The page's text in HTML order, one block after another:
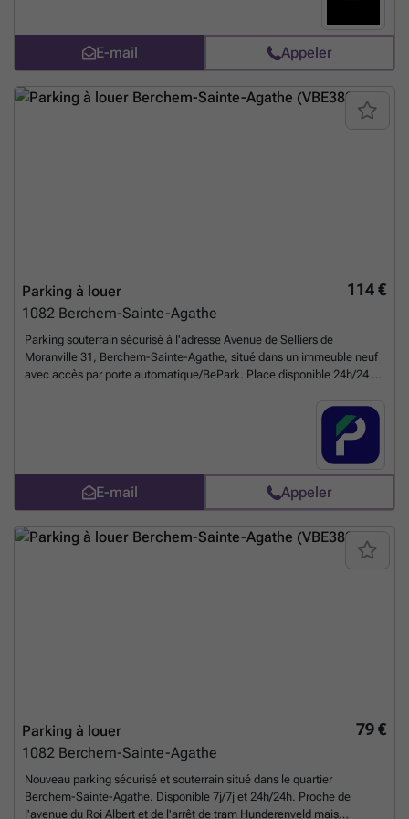
E-mail Appeler
114 €
Parking à louer
1082 Berchem-Sainte-Agathe
Parking souterrain sécurisé à l'adresse Avenue de Selliers de
Moranville 31, Berchem-Sainte-Agathe, situé dans un immeuble neuf
avec accès par porte automatique/BePark. Place disponible 24h/24 et
régulier). Solution pratique pour votre véhicule, proche des transports
et commodités, idéale pour stationnement quotidien ou longue durée.
Vous pouvez réserver directement votre parking sur le lien suivant :
E-mail Appeler
79 €
Parking à louer
1082 Berchem-Sainte-Agathe
Nouveau parking sécurisé et souterrain situé dans le quartier
Berchem-Sainte-Agathe. Disponible 7j/7j et 24h/24h. Proche de
l'avenue du Roi Albert et de l'arrêt de tram Hunderenveld mais